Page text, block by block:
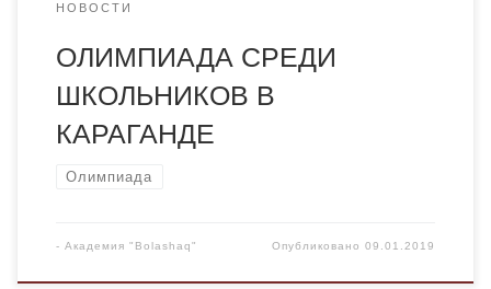
НОВОСТИ
ОЛИМПИАДА СРЕДИ
ШКОЛЬНИКОВ В
КАРАГАНДЕ
Олимпиада
- Академия "Bolashaq" Опубликовано09.01.2019